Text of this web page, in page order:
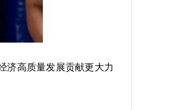
高质量发展贡献更大力